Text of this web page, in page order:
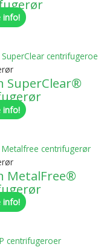
info!
SuperClear®
info!
MetalFree®
info!